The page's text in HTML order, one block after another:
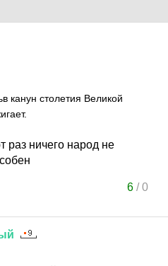
канун столетия Великой
раз ничего народ не
6/0